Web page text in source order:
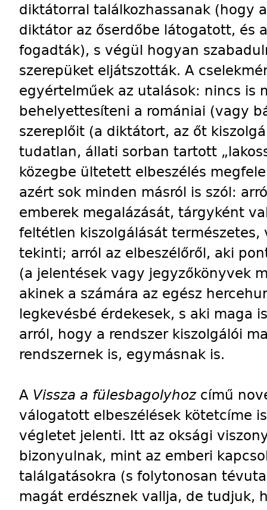
diktátorral találkozhassanak (hogy
diktátor az őserdőbe látogatott, és
fogadták), s végül hogyan
szerepüket eljátszották. A
egyértelműek az utalások: nincs is
behelyettesíteni a romániai (vagy
szereplőit (a diktátort, az őt
tudatlan, állati sorban tartott
közegbe ültetett elbeszélés
azért sok minden másról is szól:
emberek megalázását, tárgyként
feltétlen kiszolgálását
tekinti; arról az elbeszélőről, aki
(a jelentések vagy jegyzőkönyvek
akinek a számára az egész
legkevésbé érdekesek, s aki maga
arról, hogy a rendszer kiszolgálói
rendszernek is, egymásnak is.
A Vissza a fülesbagolyhozcímű
válogatott elbeszélések kötetcíme
végletet jelenti. Itt az oksági
bizonyulnak, mint az emberi
találgatásokra (s folytonosan
magát erdésznek vallja, de tudjuk,